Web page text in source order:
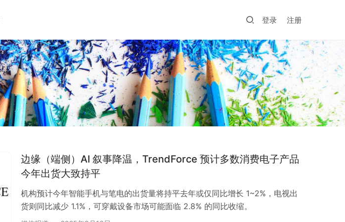
登录 注册
边缘（端侧）AI 叙事降温，TrendForce 预计多数消费电子产品
今年出货大致持平
机构预计今年智能手机与笔电的出货量将持平去年或仅同比增长 1~2%，电视出
货则同比减少 1.1%，可穿戴设备市场可能面临 2.8% 的同比收缩。